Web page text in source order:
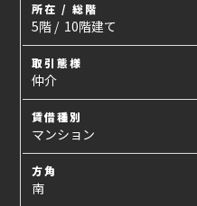
所在 / 総階
5階 / 10階建て
取引態様
仲介
賃借種別
マンション
方角
南